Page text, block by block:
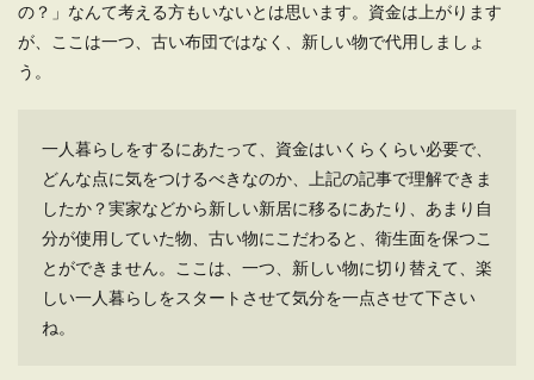
の？」なんて考える方もいないとは思います。資金は上がります
が、ここは一つ、古い布団ではなく、新しい物で代用しましょ
う。
一人暮らしをするにあたって、資金はいくらくらい必要で、
どんな点に気をつけるべきなのか、上記の記事で理解できま
したか？実家などから新しい新居に移るにあたり、あまり自
分が使用していた物、古い物にこだわると、衛生面を保つこ
とができません。ここは、一つ、新しい物に切り替えて、楽
しい一人暮らしをスタートさせて気分を一点させて下さい
ね。